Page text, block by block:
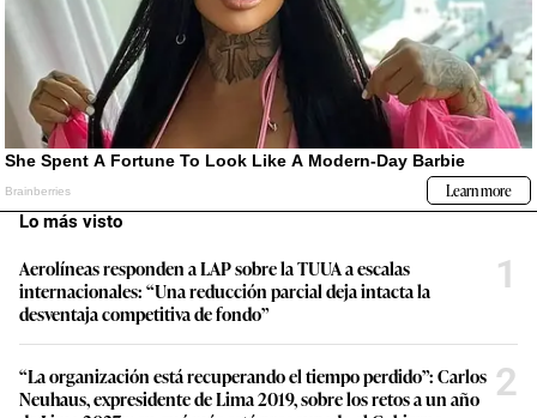
Lo más visto
Aerolíneas responden a LAP sobre la TUUA a escalas
internacionales: “Una reducción parcial deja intacta la
desventaja competitiva de fondo”
1
“La organización está recuperando el tiempo perdido”: Carlos
Neuhaus, expresidente de Lima 2019, sobre los retos a un año
2